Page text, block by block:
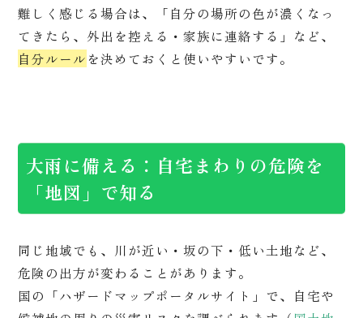
難しく感じる場合は、「自分の場所の色が濃くなっ
てきたら、外出を控える・家族に連絡する」など、
自分ルール を決めておくと使いやすいです。
大雨に備える：自宅まわりの危険を
「地図」で知る
同じ地域でも、川が近い・坂の下・低い土地など、
危険の出方が変わることがあります。
国の「ハザードマップポータルサイト」で、自宅や